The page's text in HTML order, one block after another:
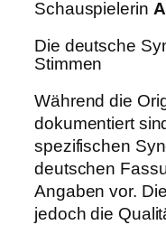
Schauspielerin
Die deutsche
Stimmen
Während die
dokumentiert
spezifischen
deutschen
Angaben vor.
jedoch die